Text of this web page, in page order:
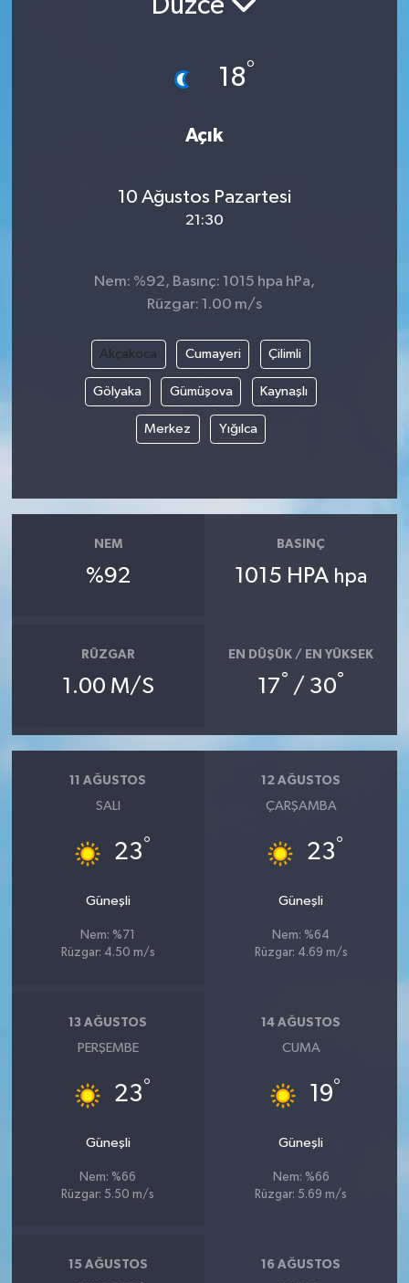
Düzce
18°
Açık
10 Ağustos Pazartesi
21:30
Nem: %92, Basınç: 1015 hpa hPa,
Rüzgar: 1.00 m/s
Akçakoca Cumayeri Çilimli
Gölyaka Gümüşova Kaynaşlı
Merkez Yığılca
NEM
%92
BASINÇ
1015 HPA hpa
RÜZGAR
1.00 M/S
EN DÜŞÜK / EN YÜKSEK
17° / 30°
11 AĞUSTOS
SALI
23°
Güneşli
Nem: %71
Rüzgar: 4.50 m/s
12 AĞUSTOS
ÇARŞAMBA
23°
Güneşli
Nem: %64
Rüzgar: 4.69 m/s
13 AĞUSTOS
PERŞEMBE
23°
Güneşli
Nem: %66
Rüzgar: 5.50 m/s
14 AĞUSTOS
CUMA
19°
Güneşli
Nem: %66
Rüzgar: 5.69 m/s
15 AĞUSTOS 16 AĞUSTOS